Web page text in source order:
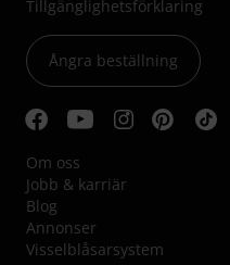
Tillgänglighetsförklaring
Ångra beställning
Om oss
Jobb & karriär
Blog
Annonser
Visselblåsarsystem